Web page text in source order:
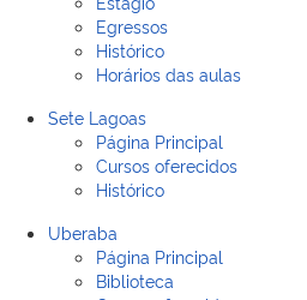
Egressos
Histórico
Horários das aulas
Sete Lagoas
Página Principal
Cursos oferecidos
Histórico
Uberaba
Página Principal
Biblioteca